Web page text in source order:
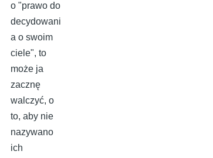
o "prawo do
decydowani
a o swoim
ciele", to
może ja
zacznę
walczyć, o
to, aby nie
nazywano
ich